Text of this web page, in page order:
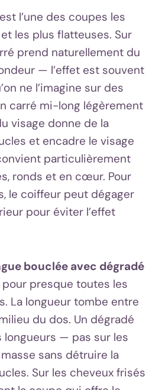
est l’une des coupes les
les plus flatteuses. Sur
prend naturellement du
— l’effet est souvent
ne l’imagine sur des
carré mi-long légèrement
visage donne de la
et encadre le visage
particulièrement
ronds et en cœur. Pour
le coiffeur peut dégager
pour éviter l’effet
bouclée avec dégradé
presque toutes les
La longueur tombe entre
du dos. Un dégradé
longueurs — pas sur les
sans détruire la
Sur les cheveux frisés